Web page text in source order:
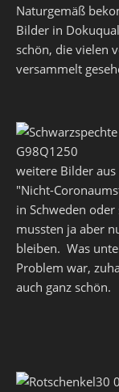
Naturgemäß
Bilder in
schön, die vielen
versammelt
weitere Bilder
"Nicht-
in Schweden
mussten ja aber
bleiben. Was
Problem war,
auch ganz schön.